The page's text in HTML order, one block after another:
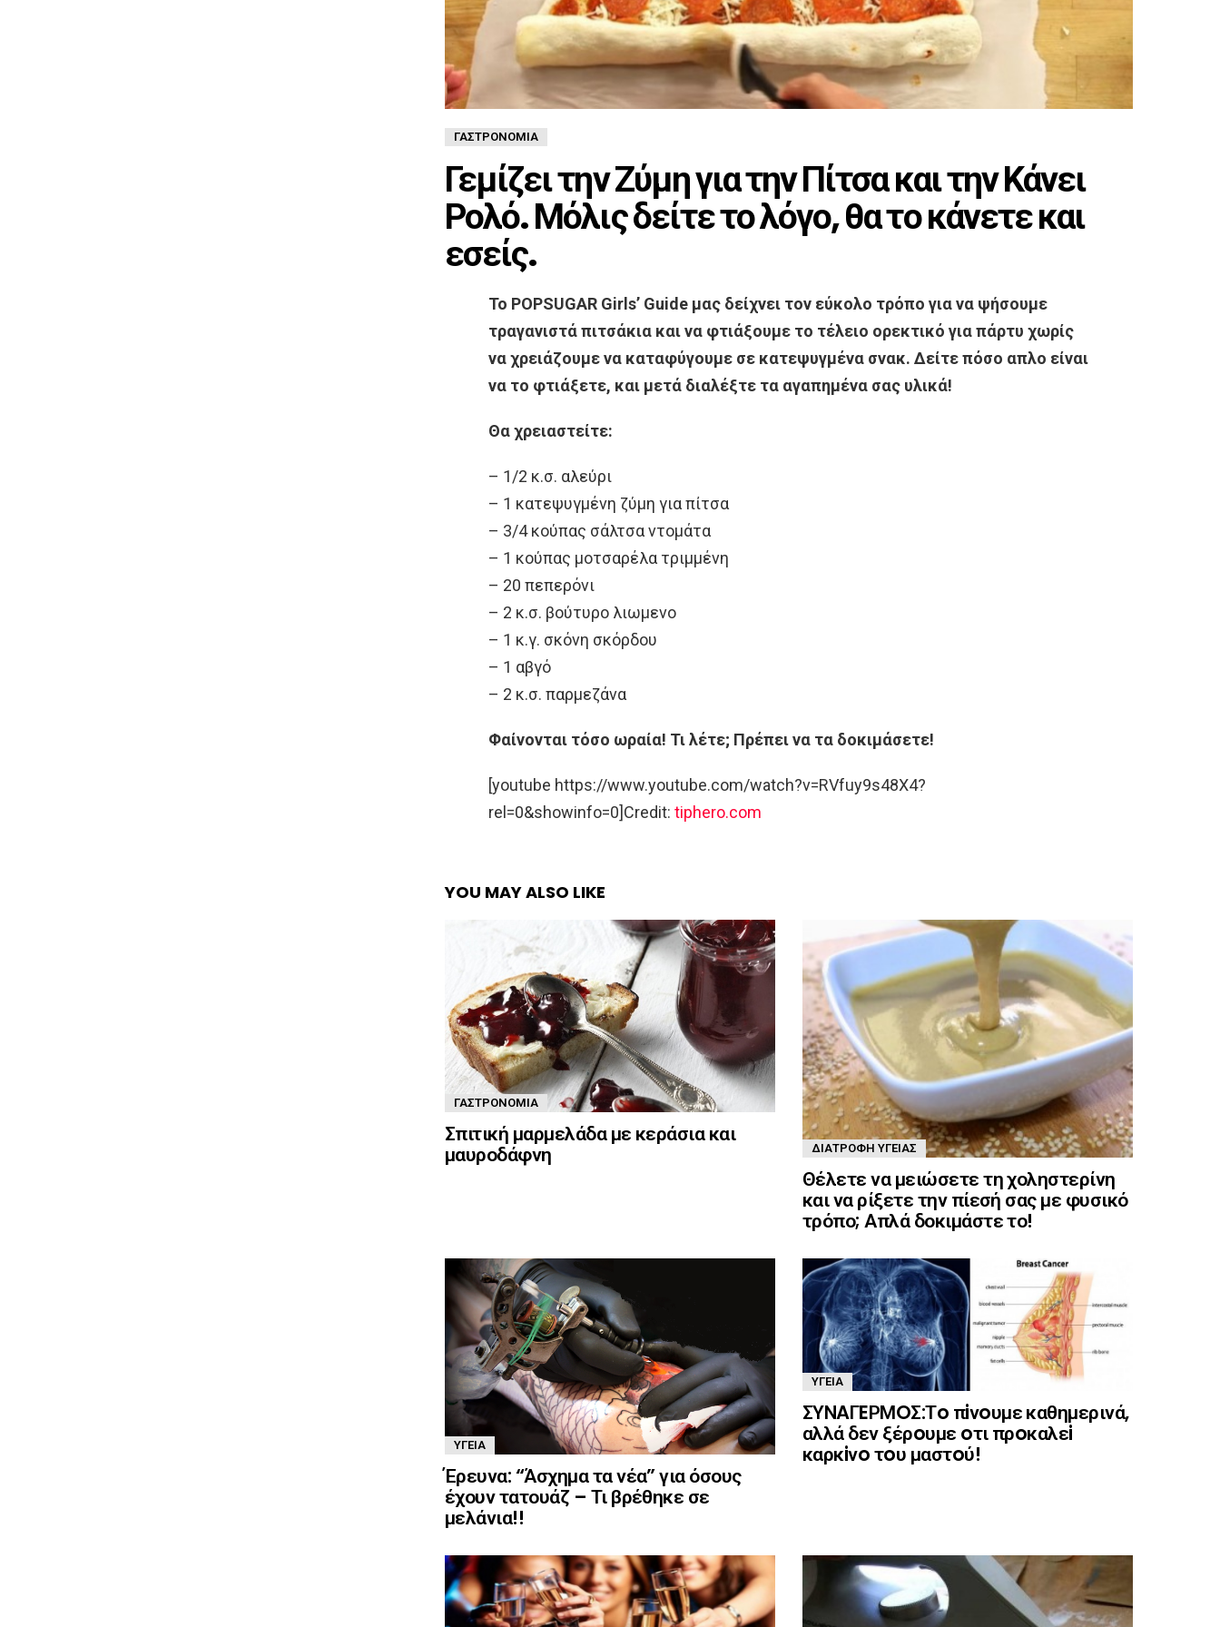
ΓΑΣΤΡΟΝΟΜΊΑ
Γεμίζει την Ζύμη για την Πίτσα και την Κάνει
Ρολό. Μόλις δείτε το λόγο, θα το κάνετε και
εσείς.
Το POPSUGAR Girls’ Guide μας δείχνει τον εύκολο τρόπο για να ψήσουμε
τραγανιστά πιτσάκια και να φτιάξουμε το τέλειο ορεκτικό για πάρτυ χωρίς
να χρειάζουμε να καταφύγουμε σε κατεψυγμένα σνακ. Δείτε πόσο απλο είναι
να το φτιάξετε, και μετά διαλέξτε τα αγαπημένα σας υλικά!
Θα χρειαστείτε:
– 1/2 κ.σ. αλεύρι
– 1 κατεψυγμένη ζύμη για πίτσα
– 3/4 κούπας σάλτσα ντομάτα
– 1 κούπας μοτσαρέλα τριμμένη
– 20 πεπερόνι
– 2 κ.σ. βούτυρο λιωμενο
– 1 κ.γ. σκόνη σκόρδου
– 1 αβγό
– 2 κ.σ. παρμεζάνα
Φαίνονται τόσο ωραία! Τι λέτε; Πρέπει να τα δοκιμάσετε!
[youtube https://www.youtube.com/watch?v=RVfuy9s48X4?
rel=0&showinfo=0]Credit: tiphero.com
YOU MAY ALSO LIKE
ΓΑΣΤΡΟΝΟΜΊΑ
Σπιτική μαρμελάδα με κεράσια και
μαυροδάφνη ΔΙΑΤΡΟΦΉ ΥΓΕΊΑΣ
Θέλετε να μειώσετε τη χοληστερίνη
και να ρίξετε την πίεσή σας με φυσικό
τρόπο; Απλά δοκιμάστε το!
ΥΓΕΊΑ
Έρευνα: “Άσχημα τα νέα” για όσους
έχουν τατουάζ – Τι βρέθηκε σε
μελάνια!!
ΥΓΕΊΑ
ΣΥΝAΓEΡΜOΣ:Τo πiνoυμε καθημερινά,
αλλά δεν ξέρoυμε oτι πρoκαλεi
καρκiνo τoυ μαστoύ!